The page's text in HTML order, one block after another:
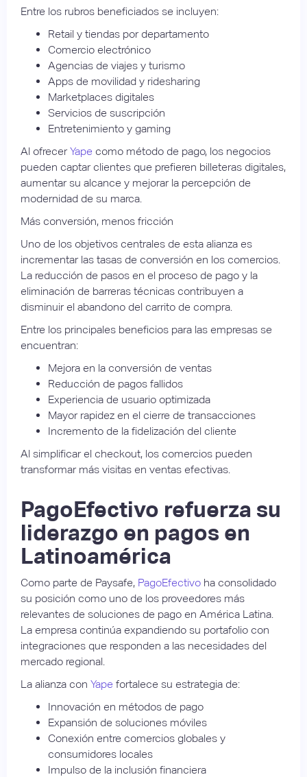
Entre los rubros beneficiados se incluyen:
Retail y tiendas por departamento
Comercio electrónico
Agencias de viajes y turismo
Apps de movilidad y ridesharing
Marketplaces digitales
Servicios de suscripción
Entretenimiento y gaming
Al ofrecerYape como método de pago, los negocios
pueden captar clientes que prefieren billeteras digitales,
aumentar su alcance y mejorar la percepción de
modernidad de su marca.
Más conversión, menos fricción
Uno de los objetivos centrales de esta alianza es
incrementar las tasas de conversión en los comercios.
La reducción de pasos en el proceso de pago y la
eliminación de barreras técnicas contribuyen a
disminuir el abandono del carrito de compra.
Entre los principales beneficios para las empresas se
encuentran:
Mejora en la conversión de ventas
Reducción de pagos fallidos
Experiencia de usuario optimizada
Mayor rapidez en el cierre de transacciones
Incremento de la fidelización del cliente
Al simplificar el checkout, los comercios pueden
transformar más visitas en ventas efectivas.
PagoEfectivo refuerza su
liderazgo en pagos en
Latinoamérica
Como parte de Paysafe, PagoEfectivo ha consolidado
su posición como uno de los proveedores más
relevantes de soluciones de pago en América Latina.
La empresa continúa expandiendo su portafolio con
integraciones que responden a las necesidades del
mercado regional.
La alianza con Yape fortalece su estrategia de:
Innovación en métodos de pago
Expansión de soluciones móviles
Conexión entre comercios globales y
consumidores locales
Impulso de la inclusión financiera